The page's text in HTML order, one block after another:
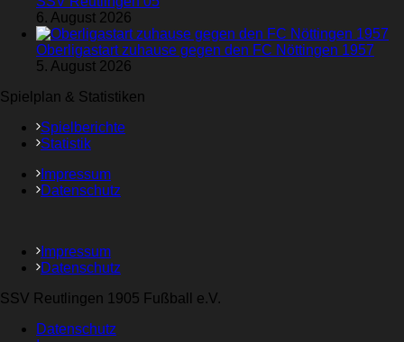
6. August 2026
Oberligastart zuhause gegen den FC Nöttingen 1957
5. August 2026
Spielplan & Statistiken
Spielberichte
Statistik
Impressum
Datenschutz
Impressum
Datenschutz
SSV Reutlingen 1905 Fußball e.V.
Datenschutz